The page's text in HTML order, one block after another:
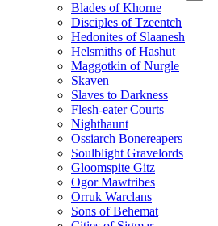
Blades of Khorne
Disciples of Tzeentch
Hedonites of Slaanesh
Helsmiths of Hashut
Maggotkin of Nurgle
Skaven
Slaves to Darkness
Flesh-eater Courts
Nighthaunt
Ossiarch Bonereapers
Soulblight Gravelords
Gloomspite Gitz
Ogor Mawtribes
Orruk Warclans
Sons of Behemat